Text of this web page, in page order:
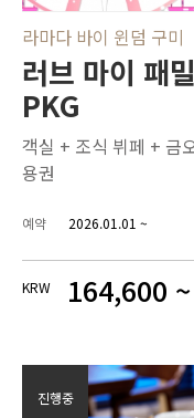
라마다 바이 윈덤 구미
러브 마이 패
PKG
객실 + 조식 뷔페 + 금
용권
예약 2026.01.01 ~
KRW 164,600 ~
진행중